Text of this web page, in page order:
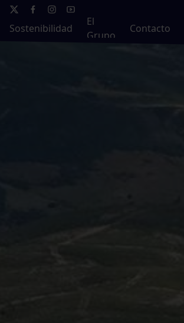
Sostenibilidad
El
Grupo
Contacto